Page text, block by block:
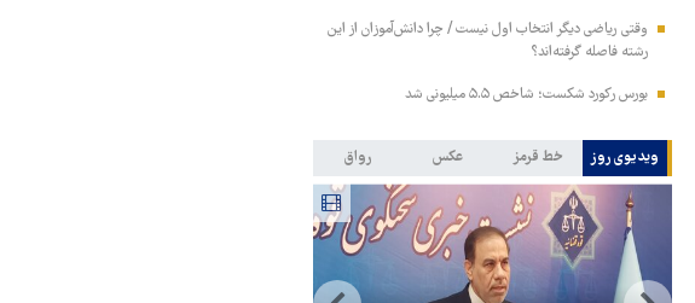
وقتی ریاضی دیگر انتخاب اول نیست / چرا دانش‌آموزان از این
رشته فاصله گرفته‌اند؟
بورس رکورد شکست؛ شاخص ۵.۵ میلیونی شد
ویدیوی روز خط قرمز عکس رواق